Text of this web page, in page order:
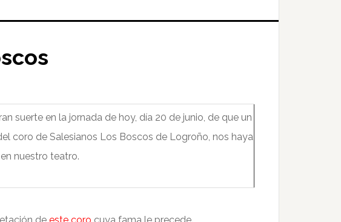
suerte en la jornada de hoy, día 20 de junio, de que un
coro de Salesianos Los Boscos de Logroño, nos haya
nuestro teatro.